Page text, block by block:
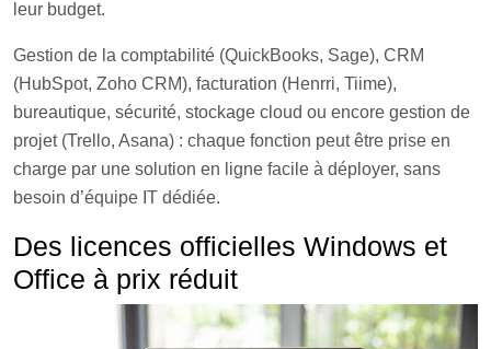
leur budget.
Gestion de la comptabilité (QuickBooks, Sage), CRM
(HubSpot, Zoho CRM), facturation (Henrri, Tiime),
bureautique, sécurité, stockage cloud ou encore gestion de
projet (Trello, Asana) : chaque fonction peut être prise en
charge par une solution en ligne facile à déployer, sans
besoin d’équipe IT dédiée.
Des licences officielles Windows et
Office à prix réduit